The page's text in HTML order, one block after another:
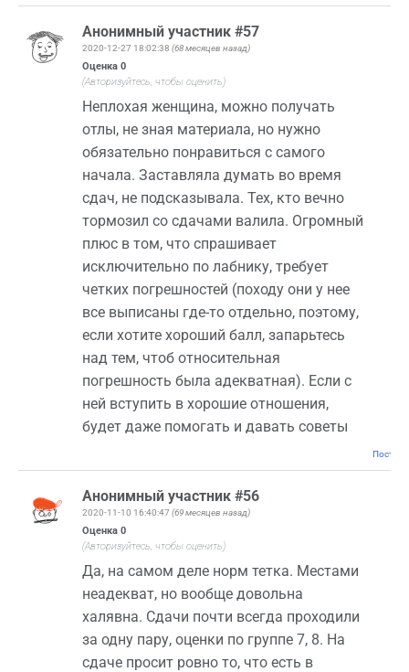
Анонимный участник #57
2020-12-27 18:02:38 (68 месяцев назад)
Оценка 0
(Авторизуйтесь, чтобы оценить)
Неплохая женщина, можно получать
отлы, не зная материала, но нужно
обязательно понравиться с самого
начала. Заставляла думать во время
сдач, не подсказывала. Тех, кто вечно
тормозил со сдачами валила. Огромный
плюс в том, что спрашивает
исключительно по лабнику, требует
четких погрешностей (походу они у нее
все выписаны где-то отдельно, поэтому,
если хотите хороший балл, запарьтесь
над тем, чтоб относительная
погрешность была адекватная). Если с
ней вступить в хорошие отношения,
будет даже помогать и давать советы
Анонимный участник #56
2020-11-10 16:40:47 (69 месяцев назад)
Оценка 0
(Авторизуйтесь, чтобы оценить)
Да, на самом деле норм тетка. Местами
неадекват, но вообще довольна
халявна. Сдачи почти всегда проходили
за одну пару, оценки по группе 7, 8. На
сдаче просит ровно то, что есть в